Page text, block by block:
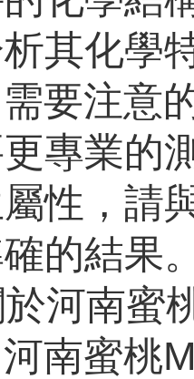
其化學
需要注意
專業的
性，請
的結果。
於河南蜜
河南蜜桃